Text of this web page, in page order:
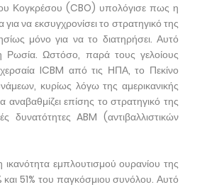
Κογκρέσου (CBO) υπολόγισε πως η
να εκσυγχρονίσει το στρατηγικό της
μόνο για να το διατηρήσει. Αυτό
Ρωσία. Ωστόσο, παρά τους γελοίους
χερσαία ICBM από τις ΗΠΑ, το Πεκίνο
κυρίως λόγω της αμερικανικής
επίσης το στρατηγικό της
δυνατότητες ABM (αντιβαλλιστικών
εμπλουτισμού ουρανίου της
51% του παγκόσμιου συνόλου. Αυτό